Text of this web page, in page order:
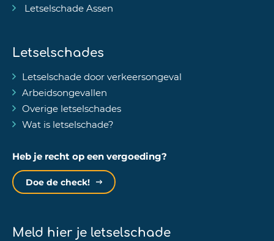
Letselschade Assen
Letselschades
Letselschade door verkeersongeval
Arbeidsongevallen
Overige letselschades
Wat is letselschade?
Heb je recht op een vergoeding?
Doe de check!
Meld hier je letselschade